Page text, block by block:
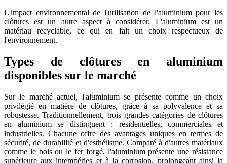
L'impact environnemental de l'utilisation de l'aluminium pour les
clôtures est un autre aspect à considérer. L'aluminium est un
matériau recyclable, ce qui en fait un choix respectueux de
l'environnement.
Types de clôtures en aluminium
disponibles sur le marché
Sur le marché actuel, l'aluminium se présente comme un choix
privilégié en matière de clôtures, grâce à sa polyvalence et sa
robustesse. Traditionnellement, trois grandes catégories de clôtures
en aluminium se distinguent : résidentielles, commerciales et
industrielles. Chacune offre des avantages uniques en termes de
sécurité, de durabilité et d'esthétisme. Comparé à d'autres matériaux
comme le bois ou le fer forgé, l'aluminium présente une résistance
supérieure aux intempéries et à la corrosion, prolongeant ainsi la